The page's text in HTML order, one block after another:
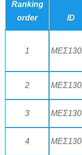
Ranking
order
ID
1
2
3
4